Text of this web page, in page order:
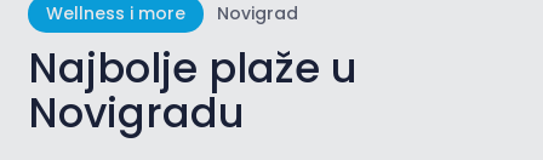
Wellness i more Novigrad
Najbolje plaže u
Novigradu